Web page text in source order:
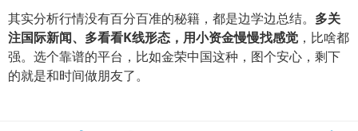
其实分析行情没有百分百准的秘籍，都是边学边总结。 多关
注国际新闻、多看看K线形态，用小资金慢慢找感觉 ，比啥都
强。选个靠谱的平台，比如金荣中国这种，图个安心，剩下
的就是和时间做朋友了。